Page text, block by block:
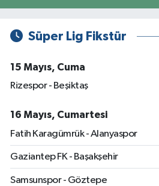
Süper Lig Fikstür
15 Mayıs, Cuma
Rizespor - Beşiktaş
16 Mayıs, Cumartesi
Fatih Karagümrük - Alanyaspor
Gaziantep FK - Başakşehir
Samsunspor - Göztepe